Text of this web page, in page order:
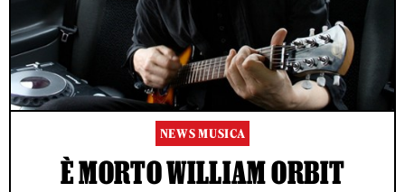
NEWS MUSICA
È MORTO WILLIAM ORBIT